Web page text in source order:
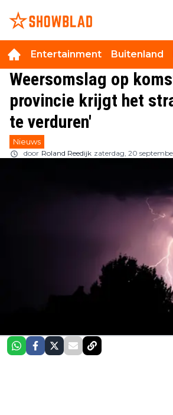
Entertainment Buitenland
Weersomslag op
provincie krijgt het
te verduren'
Nieuws
door Roland Reedijk zaterdag, 20